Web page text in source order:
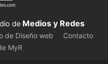
de Medios y Redes
de Diseño web
Contacto
MyR